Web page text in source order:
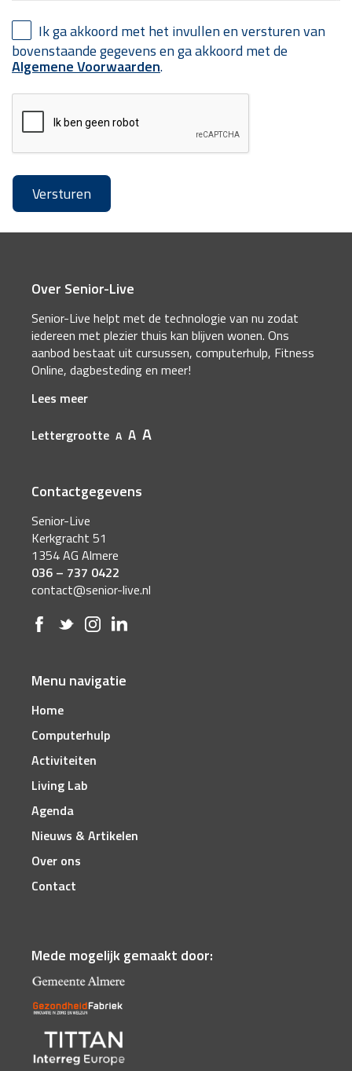
Ik ga akkoord met het invullen en versturen van
bovenstaande gegevens en ga akkoord met de
Algemene Voorwaarden.
Over Senior-Live
Senior-Live helpt met de technologie van nu zodat
iedereen met plezier thuis kan blijven wonen. Ons
aanbod bestaat uit cursussen, computerhulp, Fitness
Online, dagbesteding en meer!
Lees meer
Lettergrootte A A A
Contactgegevens
Senior-Live
Kerkgracht 51
1354 AG Almere
036 – 737 0422
contact@senior-live.nl
Menu navigatie
Home
Computerhulp
Activiteiten
Living Lab
Agenda
Nieuws & Artikelen
Over ons
Contact
Mede mogelijk gemaakt door: